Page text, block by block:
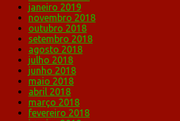
janeiro 2019
novembro 2018
outubro 2018
setembro 2018
agosto 2018
julho 2018
junho 2018
maio 2018
abril 2018
março 2018
fevereiro 2018